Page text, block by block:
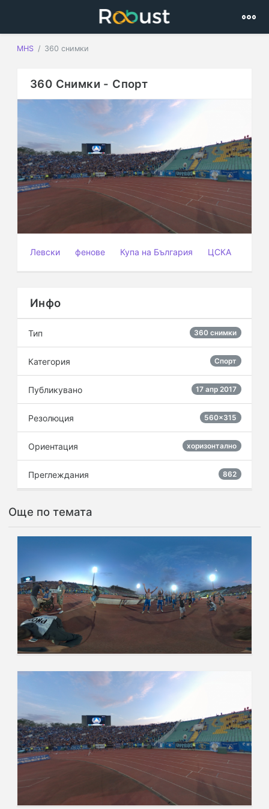
MHS 360 снимки
360 Снимки - Спорт
Левски фенове Купа на България ЦСКА
Инфо
360 снимки
Тип
Спорт
Категория
17 апр 2017
Публикувано
560×315
Резолюция
хоризонтално
Ориентация
862
Преглеждания
Още по темата